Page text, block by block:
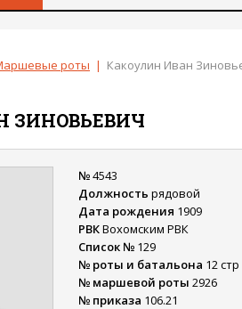
роты | Какоулин Иван
ЗИНОВЬЕВИЧ
№4543
Должность рядовой
Дата рождения 1909
РВКВохомским РВК
Список № 129
№ роты и батальона 12
№ маршевой роты 2926
№ приказа 106.21